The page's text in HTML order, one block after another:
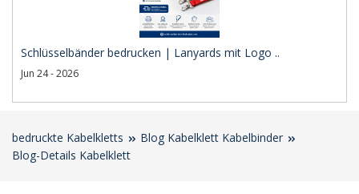
Schlüsselbänder bedrucken | Lanyards mit Logo ..
Jun 24 - 2026
bedruckte Kabelkletts
Blog Kabelklett Kabelbinder
Blog-Details Kabelklett